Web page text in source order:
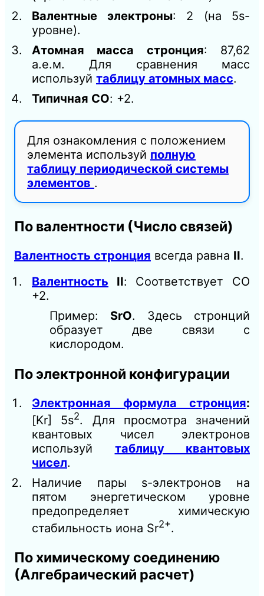
Валентные электроны: 2 (на 5s-
уровне).
Атомная масса стронция: 87,62
а.е.м. Для сравнения масс
используй таблицу атомных масс.
Типичная СО: +2.
Для ознакомления с положением
элемента используй полную
таблицу периодической системы
элементов .
По валентности (Число связей)
Валентность стронция всегда равна II.
Валентность II: Соответствует СО
+2.
Пример: SrO. Здесь стронций
образует две связи с
кислородом.
По электронной конфигурации
Электронная формула стронция:
[Kr] 5s2. Для просмотра значений
квантовых чисел электронов
используй таблицу квантовых
чисел.
Наличие пары s-электронов на
пятом энергетическом уровне
предопределяет химическую
стабильность иона Sr2+.
По химическому соединению
(Алгебраический расчет)